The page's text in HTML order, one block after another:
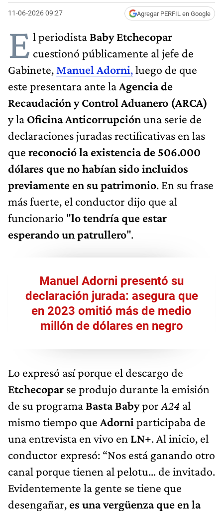
11-06-2026 09:27 Agregar PERFIL en Google
E l periodista Baby Etchecopar
cuestionó públicamente al jefe de
Gabinete, Manuel Adorni,luego de que
este presentara ante laAgencia de
Recaudación y Control Aduanero (ARCA)
y la Oficina Anticorrupciónuna serie de
declaraciones juradas rectificativas en las
que reconoció la existencia de 506.000
dólares que no habían sido incluidos
previamente en su patrimonio. En su frase
más fuerte, el conductor dijo que al
funcionario "lo tendría que estar
esperando un patrullero".
Manuel Adorni presentó su
declaración jurada: asegura que
en 2023 omitió más de medio
millón de dólares en negro
Lo expresó así porque el descargo de
Etchecopar se produjo durante la emisión
de su programa Basta Babypor A24 al
mismo tiempo que Adorni participaba de
una entrevista en vivo en LN+. Al inicio, el
conductor expresó: “Nos está ganando otro
canal porque tienen al pelotu… de invitado.
Evidentemente la gente se tiene que
desengañar, es una vergüenza que en la